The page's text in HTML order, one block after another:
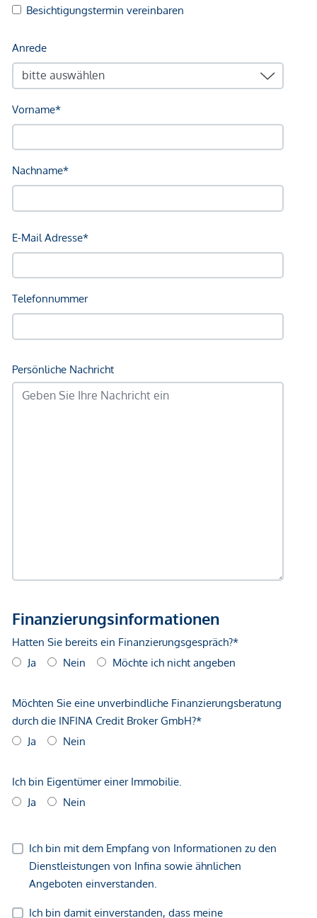
Gesundheit
Apotheke <1.000m
Krankenhaus <10.000m
Klinik <10.000m
Kinder & Schulen
Kindergarten <1.000m
Universität <7.500m
Bäckerei <6.000m
Polizei <500m
Verkehr
Bus <500m
gegenüber dem anbietenden Immobilienunternehmen
gemachten Angaben und Informationen lediglich
unverbindliche Vorabinformationen sind und daher ohne
Gewähr erfolgen. Der Vermittler ist als Doppelmakler tätig.